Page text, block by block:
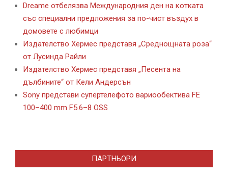
Dreame отбелязва Международния ден на котката
със специални предложения за по-чист въздух в
домовете с любимци
Издателство Хермес представя „Среднощната роза“
от Лусинда Райли
Издателство Хермес представя „Песента на
дълбините“ от Кели Андерсън
Sony представи супертелефото вариообектива FE
100–400 mm F5.6–8 OSS
ПАРТНЬОРИ